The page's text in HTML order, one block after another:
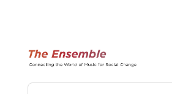
Buscar